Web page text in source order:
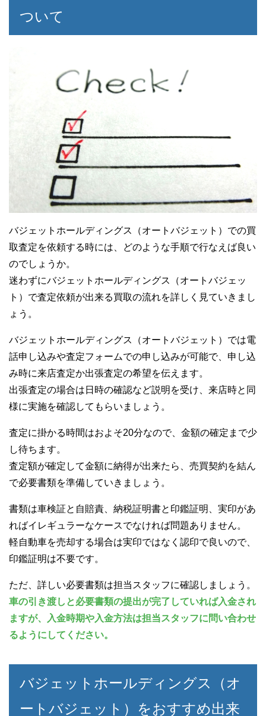
ついて
バジェットホールディングス（オートバジェット）での買
取査定を依頼する時には、どのような手順で行なえば良い
のでしょうか。
迷わずにバジェットホールディングス（オートバジェッ
ト）で査定依頼が出来る買取の流れを詳しく見ていきまし
ょう。
バジェットホールディングス（オートバジェット）では電
話申し込みや査定フォームでの申し込みが可能で、申し込
み時に来店査定か出張査定の希望を伝えます。
出張査定の場合は日時の確認など説明を受け、来店時と同
様に実施を確認してもらいましょう。
査定に掛かる時間はおよそ20分なので、金額の確定まで少
し待ちます。
査定額が確定して金額に納得が出来たら、売買契約を結ん
で必要書類を準備していきましょう。
書類は車検証と自賠責、納税証明書と印鑑証明、実印があ
ればイレギュラーなケースでなければ問題ありません。
軽自動車を売却する場合は実印ではなく認印で良いので、
印鑑証明は不要です。
ただ、詳しい必要書類は担当スタッフに確認しましょう。
車の引き渡しと必要書類の提出が完了していれば入金され
ますが、入金時期や入金方法は担当スタッフに問い合わせ
るようにしてください。
バジェットホールディングス（オ
ートバジェット）をおすすめ出来